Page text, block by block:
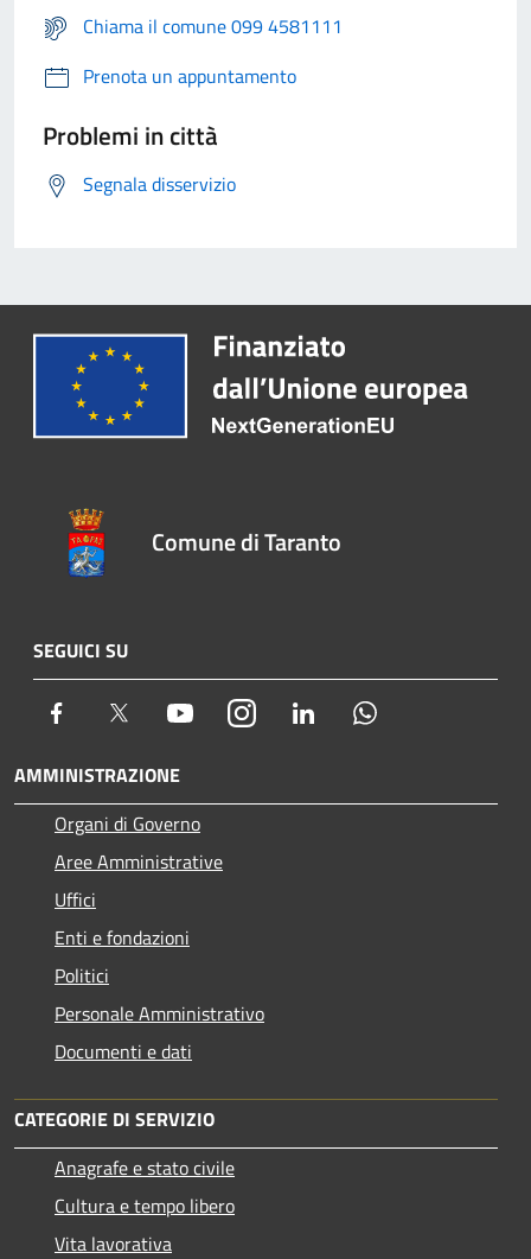
Chiama il comune 099 4581111
Prenota un appuntamento
Problemi in città
Segnala disservizio
Comune di Taranto
SEGUICI SU
Facebook Twitter YoutubeInstagram LinkedIn
AMMINISTRAZIONE
Organi di Governo
Aree Amministrative
Uffici
Enti e fondazioni
Politici
Personale Amministrativo
Documenti e dati
CATEGORIE DI SERVIZIO
Anagrafe e stato civile
Cultura e tempo libero
Vita lavorativa